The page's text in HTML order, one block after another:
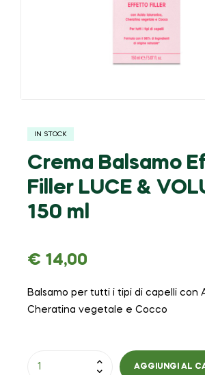
IN STOCK
Crema Balsamo
Filler LUCE &
150 ml
€ 14,00
Balsamo per tutti i tipi di capelli con
Cheratina vegetale e Cocco
AGGIUNGI AL